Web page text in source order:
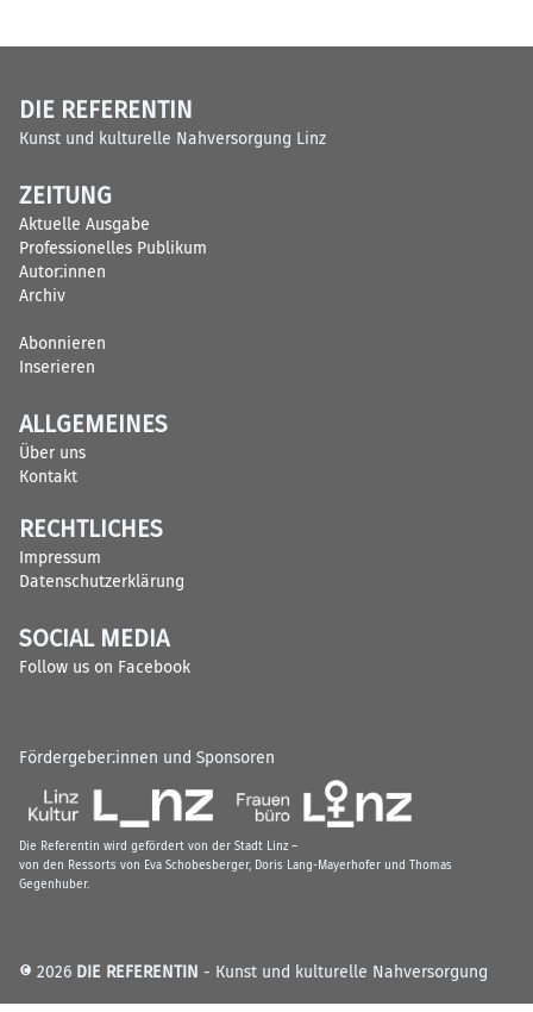
DIE REFERENTIN
Kunst und kulturelle Nahversorgung Linz
ZEITUNG
Aktuelle Ausgabe
Professionelles Publikum
Autor:innen
Archiv
Abonnieren
Inserieren
ALLGEMEINES
Über uns
Kontakt
RECHTLICHES
Impressum
Datenschutzerklärung
SOCIAL MEDIA
Follow us on Facebook
© 2026 DIE REFERENTIN - Kunst und kulturelle Nahversorgung
Fördergeber:innen und Sponsoren
Die Referentin wird gefördert von der Stadt Linz –
von den Ressorts von Eva Schobesberger, Doris Lang-Mayerhofer und Thomas
Gegenhuber.